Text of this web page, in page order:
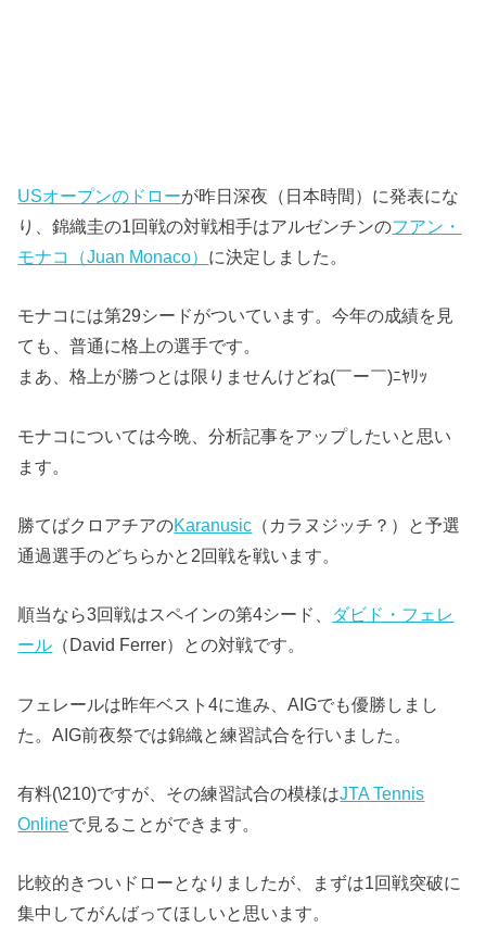
USオープンのドローが昨日深夜（日本時間）に発表にな
り、錦織圭の1回戦の対戦相手はアルゼンチンのフアン・
モナコ（Juan Monaco） に決定しました。
モナコには第29シードがついています。今年の成績を見
ても、普通に格上の選手です。
まあ、格上が勝つとは限りませんけどね(￣ー￣)ﾆﾔﾘｯ
モナコについては今晩、分析記事をアップしたいと思い
ます。
勝てばクロアチアのKaranusic （カラヌジッチ？）と予選
通過選手のどちらかと2回戦を戦います。
順当なら3回戦はスペインの第4シード、 ダビド・フェレ
ール （David Ferrer）との対戦です。
フェレールは昨年ベスト4に進み、AIGでも優勝しまし
た。AIG前夜祭では錦織と練習試合を行いました。
有料(\210)ですが、その練習試合の模様はJTA Tennis
Onlineで見ることができます。
比較的きついドローとなりましたが、まずは1回戦突破に
集中してがんばってほしいと思います。